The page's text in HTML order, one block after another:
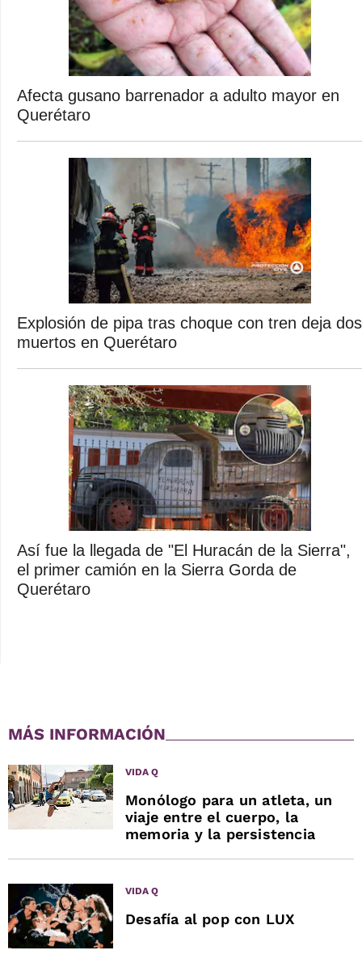
Afecta gusano barrenador a adulto mayor en
Querétaro
Explosión de pipa tras choque con tren deja dos
muertos en Querétaro
Así fue la llegada de "El Huracán de la Sierra",
el primer camión en la Sierra Gorda de
Querétaro
MÁS INFORMACIÓN
VIDA Q
Monólogo para un atleta, un
viaje entre el cuerpo, la
memoria y la persistencia
VIDA Q
Desafía al pop con LUX